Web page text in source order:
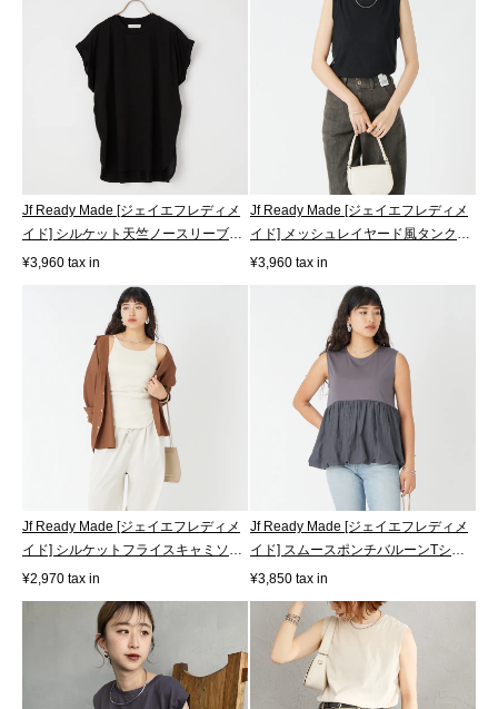
Jf Ready Made [ジェイエフレディメ
イド] シルケット天竺ノースリーブカ
ッ...
¥3,960 tax in
Jf Ready Made [ジェイエフレディメ
イド] メッシュレイヤード風タンクト
ッ...
¥3,960 tax in
Jf Ready Made [ジェイエフレディメ
イド] シルケットフライスキャミソー
ル...
¥2,970 tax in
Jf Ready Made [ジェイエフレディメ
イド] スムースポンチバルーンTシャ
ツ [...
¥3,850 tax in